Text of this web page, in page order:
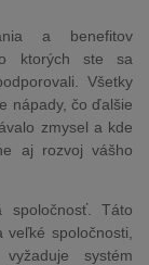
a benefitov
ktorých ste sa
Všetky
nápady, čo ďalšie
zmysel a kde
aj rozvoj vášho
spoločnosť. Táto
spoločnosti,
systém